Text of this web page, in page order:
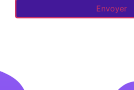
Envoyer